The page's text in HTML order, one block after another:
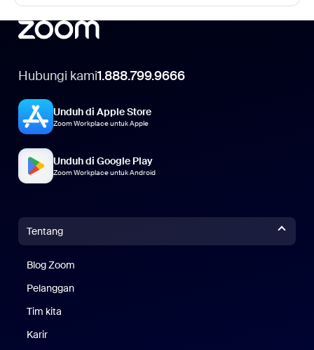
Hubungi kami1.888.799.9666
Unduh di Apple Store
Zoom Workplace untuk Apple
Unduh di Google Play
Zoom Workplace untuk Android
Tentang
Blog Zoom
Pelanggan
Tim kita
Karir